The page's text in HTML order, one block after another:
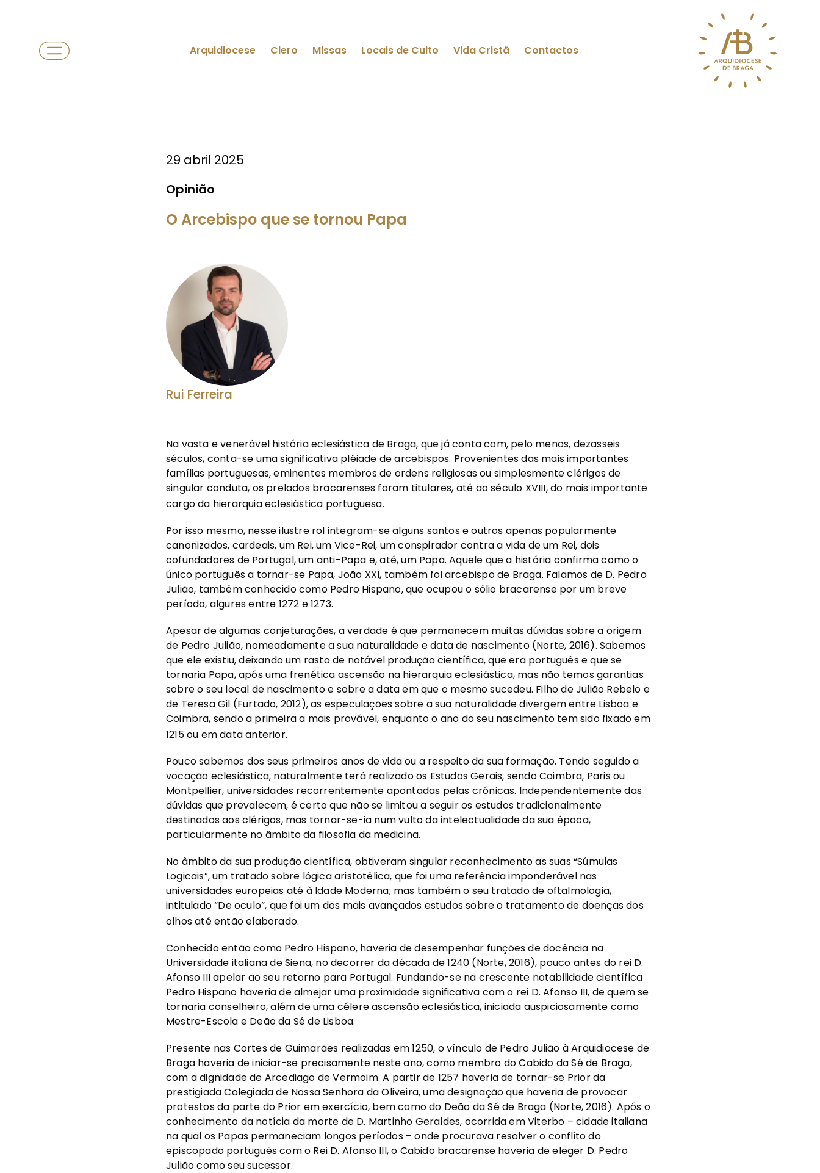
Arquidiocese Clero Missas Locais de Culto Vida Cristã Contactos
29 abril 2025
Opinião
O Arcebispo que se tornou Papa
Rui Ferreira
Na vasta e venerável história eclesiástica de Braga, que já conta com, pelo menos, dezasseis
séculos, conta-se uma significativa plêiade de arcebispos. Provenientes das mais importantes
famílias portuguesas, eminentes membros de ordens religiosas ou simplesmente clérigos de
singular conduta, os prelados bracarenses foram titulares, até ao século XVIII, do mais importante
cargo da hierarquia eclesiástica portuguesa.
Por isso mesmo, nesse ilustre rol integram-se alguns santos e outros apenas popularmente
canonizados, cardeais, um Rei, um Vice-Rei, um conspirador contra a vida de um Rei, dois
cofundadores de Portugal, um anti-Papa e, até, um Papa. Aquele que a história confirma como o
único português a tornar-se Papa, João XXI, também foi arcebispo de Braga. Falamos de D. Pedro
Julião, também conhecido como Pedro Hispano, que ocupou o sólio bracarense por um breve
período, algures entre 1272 e 1273.
Apesar de algumas conjeturações, a verdade é que permanecem muitas dúvidas sobre a origem
de Pedro Julião, nomeadamente a sua naturalidade e data de nascimento (Norte, 2016). Sabemos
que ele existiu, deixando um rasto de notável produção científica, que era português e que se
tornaria Papa, após uma frenética ascensão na hierarquia eclesiástica, mas não temos garantias
sobre o seu local de nascimento e sobre a data em que o mesmo sucedeu. Filho de Julião Rebelo e
de Teresa Gil (Furtado, 2012), as especulações sobre a sua naturalidade divergem entre Lisboa e
Coimbra, sendo a primeira a mais provável, enquanto o ano do seu nascimento tem sido fixado em
1215 ou em data anterior.
Pouco sabemos dos seus primeiros anos de vida ou a respeito da sua formação. Tendo seguido a
vocação eclesiástica, naturalmente terá realizado os Estudos Gerais, sendo Coimbra, Paris ou
Montpellier, universidades recorrentemente apontadas pelas crónicas. Independentemente das
dúvidas que prevalecem, é certo que não se limitou a seguir os estudos tradicionalmente
destinados aos clérigos, mas tornar-se-ia num vulto da intelectualidade da sua época,
particularmente no âmbito da filosofia da medicina.
No âmbito da sua produção científica, obtiveram singular reconhecimento as suas “Súmulas
Logicais”, um tratado sobre lógica aristotélica, que foi uma referência imponderável nas
universidades europeias até à Idade Moderna; mas também o seu tratado de oftalmologia,
intitulado “De oculo”, que foi um dos mais avançados estudos sobre o tratamento de doenças dos
olhos até então elaborado.
Conhecido então como Pedro Hispano, haveria de desempenhar funções de docência na
Universidade italiana de Siena, no decorrer da década de 1240 (Norte, 2016), pouco antes do rei D.
Afonso III apelar ao seu retorno para Portugal. Fundando-se na crescente notabilidade científica
Pedro Hispano haveria de almejar uma proximidade significativa com o rei D. Afonso III, de quem se
tornaria conselheiro, além de uma célere ascensão eclesiástica, iniciada auspiciosamente como
Mestre-Escola e Deão da Sé de Lisboa.
Presente nas Cortes de Guimarães realizadas em 1250, o vínculo de Pedro Julião à Arquidiocese de
Braga haveria de iniciar-se precisamente neste ano, como membro do Cabido da Sé de Braga,
com a dignidade de Arcediago de Vermoim. A partir de 1257 haveria de tornar-se Prior da
prestigiada Colegiada de Nossa Senhora da Oliveira, uma designação que haveria de provocar
protestos da parte do Prior em exercício, bem como do Deão da Sé de Braga (Norte, 2016). Após o
conhecimento da notícia da morte de D. Martinho Geraldes, ocorrida em Viterbo – cidade italiana
na qual os Papas permaneciam longos períodos – onde procurava resolver o conflito do
episcopado português com o Rei D. Afonso III, o Cabido bracarense haveria de eleger D. Pedro
Julião como seu sucessor.